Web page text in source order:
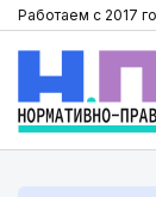
Работаем с 2017